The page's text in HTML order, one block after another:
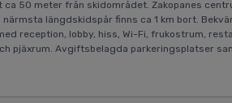
50 meter från skidområdet. Zakopanes
längdskidspår finns ca 1 km bort.
reception, lobby, hiss, Wi-Fi, frukostrum,
pjäxrum. Avgiftsbelagda parkeringsplatser